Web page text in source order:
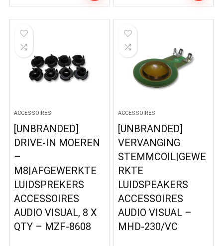
ACCESSOIRES
[UNBRANDED]
DRIVE-IN MOEREN
–
M8|AFGEWERKTE
LUIDSPREKERS
ACCESSOIRES
AUDIO VISUAL, 8 X
QTY – MZF-8608
ACCESSOIRES
[UNBRANDED]
VERVANGING
STEMMCOIL|GEWE
RKTE
LUIDSPEAKERS
ACCESSOIRES
AUDIO VISUAL –
MHD-230/VC